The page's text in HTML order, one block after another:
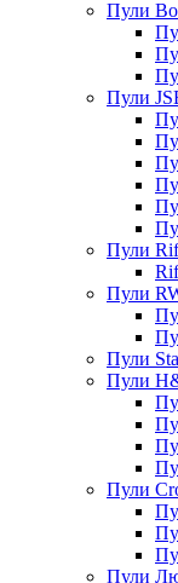
Пули
Пули
Пули
Пули
Пули
Пули
Пули
Пули